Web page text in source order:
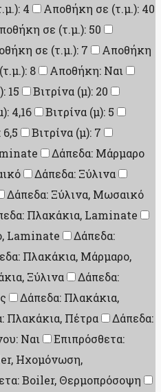
4
Αποθήκη σε (τ.μ.): 40
σε (τ.μ.): 50
σε (τ.μ.): 7
Αποθήκη
8
Αποθήκη: Ναι
15
Βιτρίνα (μ): 20
4,16
Βιτρίνα (μ): 5
6,5
Βιτρίνα (μ): 7
Δάπεδα: Μάρμαρο
Δάπεδα: Ξύλινα
Δάπεδα: Ξύλινα, Μωσαικό
Πλακάκια, Laminate
Laminate
Δάπεδα:
Πλακάκια, Μάρμαρο,
Ξύλινα
Δάπεδα:
Δάπεδα: Πλακάκια,
Πλακάκια, Πέτρα
Δάπεδα:
Ναι
Επιπρόσθετα:
Ηχομόνωση,
Boiler, Θερμοπρόσοψη